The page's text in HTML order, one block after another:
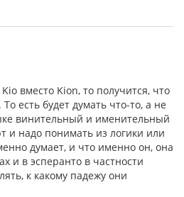
вместо Kion, то получится, что
есть будет думать что-то, а не
винительный и именительный
и надо понимать из логики или
думает, и что именно он, она
и в эсперанто в частности
к какому падежу они